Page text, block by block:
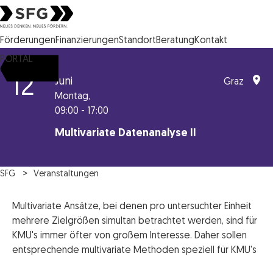
Steirische Wirtschaftsförderungsgesellschaft mbH SFG Logo
FörderungenFinanzierungenStandortBeratungKontakt
PORTAL
12 Juni
Montag,
09:00 - 17:00
Multivariate Datenanalyse II
Graz
SFG Veranstaltungen
Multivariate Ansätze, bei denen pro untersuchter Einheit
mehrere Zielgrößen simultan betrachtet werden, sind für
KMU's immer öfter von großem Interesse. Daher sollen
entsprechende multivariate Methoden speziell für KMU's